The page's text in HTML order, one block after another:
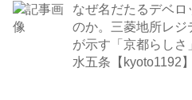
なぜ名だたるデベ
のか。三菱地所レ
が示す「京都らし
水五条【kyoto1192】